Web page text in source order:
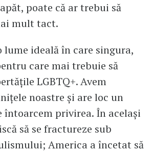
poate că ar trebui să
mult tact.
ideală în care singura,
care mai trebuie să
LGBTQ+. Avem
noastre și are loc un
întoarcem privirea. În același
să se fractureze sub
America a încetat să